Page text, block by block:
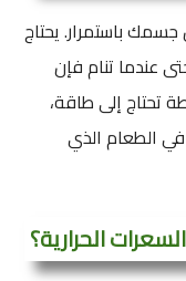
جسمك باستمرار. يحتاج
عندما تنام فإن
إلى طاقة،
الطعام الذي
الحرارية؟